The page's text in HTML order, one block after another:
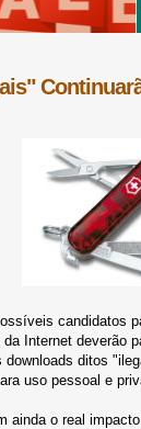
candidatos
Internet deverão
ditos
uso pessoal e
ainda o real